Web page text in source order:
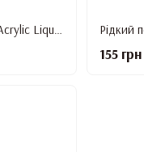
Рідкий полігель Starlet Professional Acrylic Liquid Gel PINK BEIGE, 15 мл
155 грн